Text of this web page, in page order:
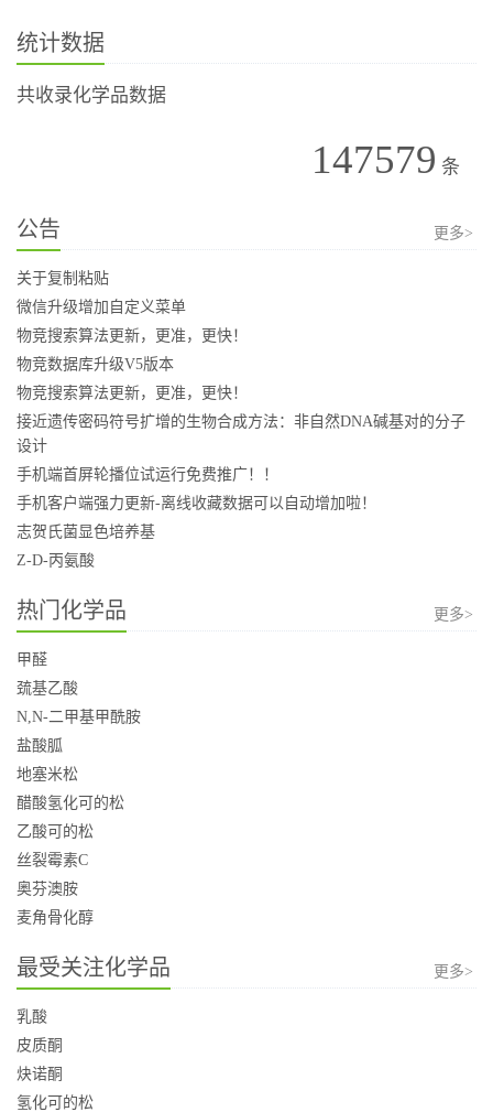
统计数据
共收录化学品数据
147579 条
公告 更多>
关于复制粘贴
微信升级增加自定义菜单
物竞搜索算法更新，更准，更快！
物竞数据库升级V5版本
物竞搜索算法更新，更准，更快！
接近遗传密码符号扩增的生物合成方法：非自然DNA碱基对的分子
设计
手机端首屏轮播位试运行免费推广！！
手机客户端强力更新-离线收藏数据可以自动增加啦！
志贺氏菌显色培养基
Z-D-丙氨酸
热门化学品 更多>
甲醛
巯基乙酸
N,N-二甲基甲酰胺
盐酸胍
地塞米松
醋酸氢化可的松
乙酸可的松
丝裂霉素C
奥芬澳胺
麦角骨化醇
最受关注化学品 更多>
乳酸
皮质酮
炔诺酮
氢化可的松